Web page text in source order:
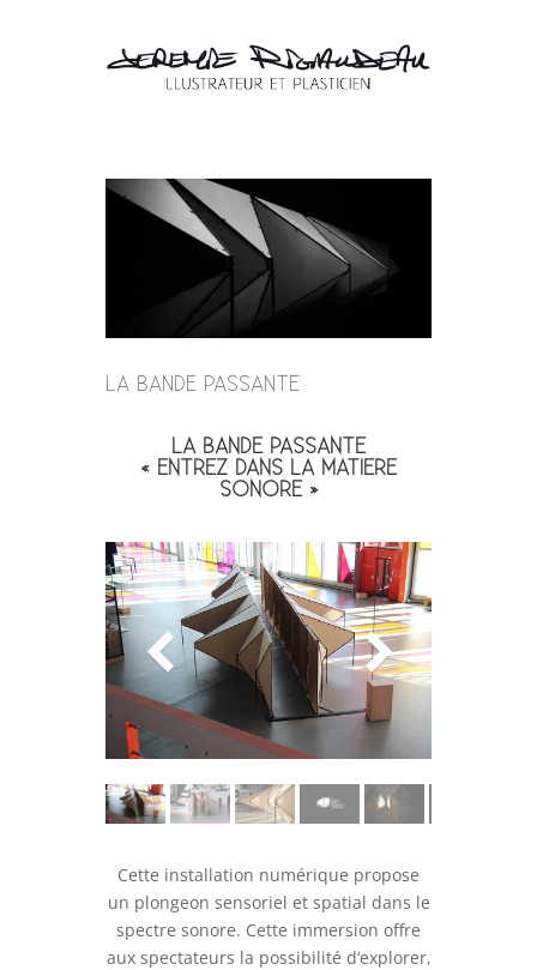
LA BANDE PASSANTE
LA BANDE PASSANTE
« ENTREZ DANS LA MATIERE
SONORE »
Cette installation numérique propose
un plongeon sensoriel et spatial dans le
spectre sonore. Cette immersion offre
aux spectateurs la possibilité d‘explorer,